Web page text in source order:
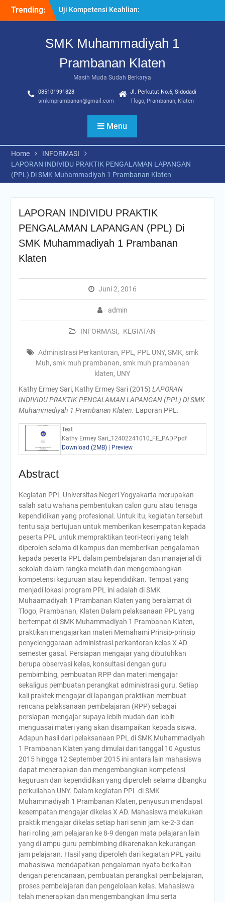
Trending:
Uji Kompetensi Keahlian:
Sinergi SMK Bersama LSP
Kompeten dan Siap Kerja
Sebagai Momentum
205 Murid Baru Ikuti Fortasi
dan MPLS, SMK
Muhammadiyah 1
Prambanan Klaten Perkuat
Komitmen Sekolah Ramah
Anak
SMK Muhammadiyah 1
Prambanan Klaten
Masih Muda Sudah Berkarya
085101991828
smkmprambanan@gmail.com
Jl. Perkutut No.6, Sidodadi
Tlogo, Prambanan, Klaten
Menu
Home
INFORMASI
LAPORAN INDIVIDU PRAKTIK PENGALAMAN LAPANGAN
(PPL) Di SMK Muhammadiyah 1 Prambanan Klaten
LAPORAN INDIVIDU PRAKTIK
PENGALAMAN LAPANGAN (PPL) Di
SMK Muhammadiyah 1 Prambanan
Klaten
Juni 2, 2016
admin
INFORMASI, KEGIATAN
Administrasi Perkantoran, PPL , PPL UNY, SMK, smk
Muh, smk muh prambanan, smk muh prambanan
klaten, UNY
Kathy Ermey Sari, Kathy Ermey Sari(2015) LAPORAN
INDIVIDU PRAKTIK PENGALAMAN LAPANGAN (PPL) Di SMK
Muhammadiyah 1 Prambanan Klaten. Laporan PPL.
Text
Kathy Ermey Sari_12402241010_FE_PADP.pdf
Download (2MB)| Preview
Abstract
Kegiatan PPL Universitas Negeri Yogyakarta merupakan
salah satu wahana pembentukan calon guru atau tenaga
kependidikan yang profesional. Untuk itu, kegiatan tersebut
tentu saja bertujuan untuk memberikan kesempatan kepada
peserta PPL untuk mempraktikan teori-teori yang telah
diperoleh selama di kampus dan memberikan pengalaman
kepada peserta PPL dalam pembelajaran dan manajerial di
sekolah dalam rangka melatih dan mengembangkan
kompetensi keguruan atau kependidikan. Tempat yang
menjadi lokasi program PPL ini adalah di SMK
Muhaamadiyah 1 Prambanan Klaten yang beralamat di
Tlogo, Prambanan, Klaten Dalam pelaksanaan PPL yang
bertempat di SMK Muhammadiyah 1 Prambanan Klaten,
praktikan mengajarkan materi Memahami Prinsip-prinsip
penyelenggaraan administrasi perkantoran kelas X AD
semester gasal. Persiapan mengajar yang dibutuhkan
berupa observasi kelas, konsultasi dengan guru
pembimbing, pembuatan RPP dan materi mengajar
sekaligus pembuatan perangkat administrasi guru. Setiap
kali praktek mengajar di lapangan praktikan membuat
rencana pelaksanaan pembelajaran (RPP) sebagai
persiapan mengajar supaya lebih mudah dan lebih
menguasai materi yang akan disampaikan kepada siswa.
Adapun hasil dari pelaksanaan PPL di SMK Muhammadiyah
1 Prambanan Klaten yang dimulai dari tanggal 10 Agustus
2015 hingga 12 September 2015 ini antara lain mahasiswa
dapat menerapkan dan mengembangkan kompetensi
keguruan dan kependidikan yang diperoleh selama dibangku
perkuliahan UNY. Dalam kegiatan PPL di SMK
Muhammadiyah 1 Prambanan Klaten, penyusun mendapat
kesempatan mengajar dikelas X AD. Mahasiswa melakukan
praktik mengajar dikelas setiap hari senin jam ke-2-3 dan
hari roling jam pelajaran ke 8-9 dengan mata pelajaran lain
yang di ampu guru pembimbing dikarenakan kekurangan
jam pelajaran. Hasil yang diperoleh dari kegiatan PPL yaitu
mahasiswa mendapatkan pengalaman nyata berkaitan
dengan perencanaan, pembuatan perangkat pembelajaran,
proses pembelajaran dan pengelolaan kelas. Mahasiswa
telah menerapkan dan mengembangkan ilmu serta